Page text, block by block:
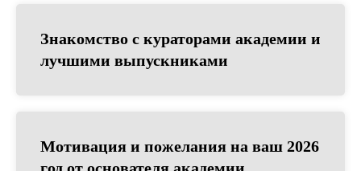
Знакомство с кураторами академии и
лучшими выпускниками
Мотивация и пожелания на ваш 2026